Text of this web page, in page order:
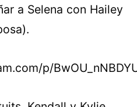
a Selena con Hailey
p/